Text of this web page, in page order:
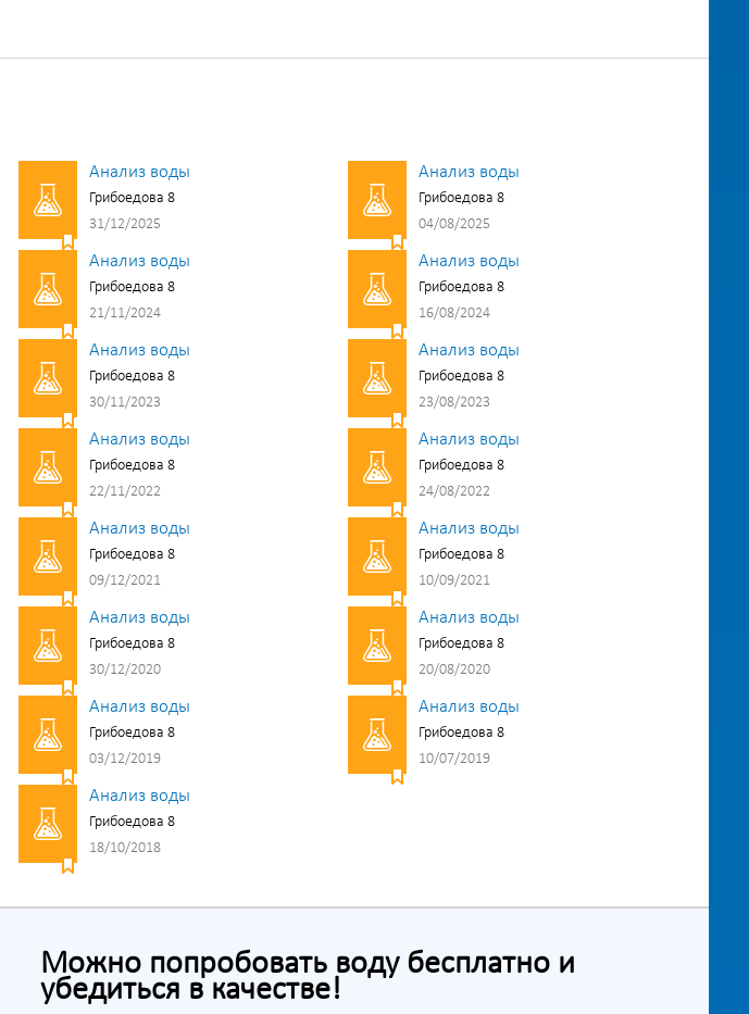
Анализ воды
Грибоедова 8
31/12/2025
Анализ воды
Грибоедова 8
04/08/2025
Анализ воды
Грибоедова 8
21/11/2024
Анализ воды
Грибоедова 8
16/08/2024
Анализ воды
Грибоедова 8
30/11/2023
Анализ воды
Грибоедова 8
23/08/2023
Анализ воды
Грибоедова 8
22/11/2022
Анализ воды
Грибоедова 8
24/08/2022
Анализ воды
Грибоедова 8
09/12/2021
Анализ воды
Грибоедова 8
10/09/2021
Анализ воды
Грибоедова 8
30/12/2020
Анализ воды
Грибоедова 8
20/08/2020
Анализ воды
Грибоедова 8
03/12/2019
Анализ воды
Грибоедова 8
10/07/2019
Анализ воды
Грибоедова 8
18/10/2018
Можно попробовать воду бесплатно и
убедиться в качестве!